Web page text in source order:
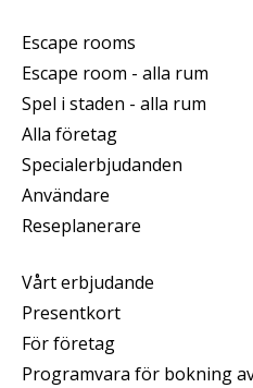
Escape rooms
Escape room - alla rum
Spel i staden - alla rum
Alla företag
Specialerbjudanden
Användare
Reseplanerare
Vårt erbjudande
Presentkort
För företag
Programvara för bokning